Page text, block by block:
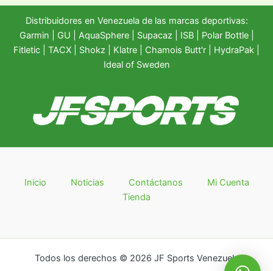
Distribuidores en Venezuela de las marcas deportivas:
Garmin
GU AquaSphere| Supacaz | ISB | Polar Bottle|
Fitletic
TACX Shokz Klatre Chamois Butt'r HydraPak
Ideal of Sweden
Inicio Noticias Contáctanos
Mi Cuenta
Tienda
Todos los derechos © 2026 JF Sports Venezuela